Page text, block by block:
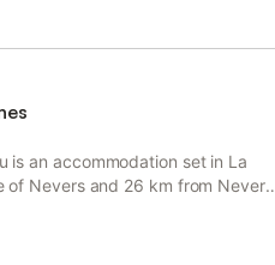
is an accommodation set in La
of Nevers and 26 km from Nevers
a terrace, free private parking and